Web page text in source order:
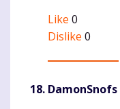
Like 0
Dislike 0
DamonSnofs